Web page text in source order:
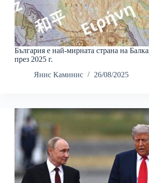
България е най-мирната страна на
през 2025 г.
Янис Каминис
26/08/2025